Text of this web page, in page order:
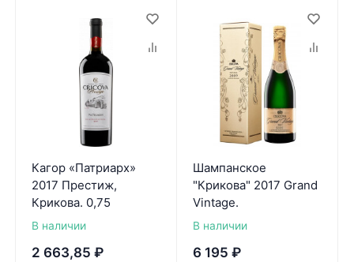
Кагор «Патриарх»
2017 Престиж,
Крикова. 0,75
В наличии
2 663,85 ₽
Шампанское
"Крикова" 2017 Grand
Vintage.
В наличии
6 195 ₽